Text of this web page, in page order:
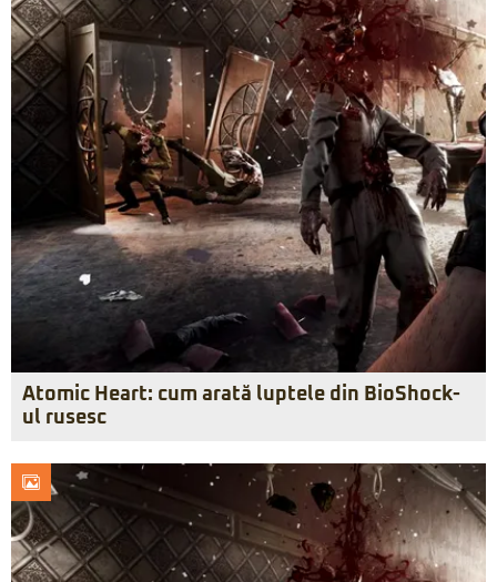
Atomic Heart: cum arată luptele din BioShock-
ul rusesc